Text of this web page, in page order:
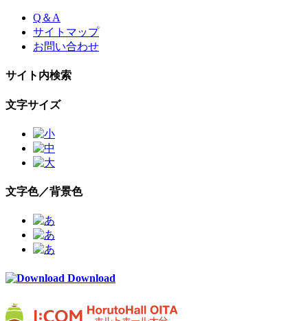
Skip
content
Q＆A
サイトマップ
お問い合わせ
サイト内検索
文字サイズ
文字色／背景色
Download